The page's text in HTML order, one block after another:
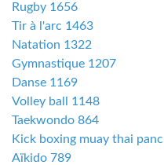
Rugby 1656
Tir à l'arc 1463
Natation 1322
Gymnastique 1207
Danse 1169
Volley ball 1148
Taekwondo 864
Kick boxing muay thai
Aïkido 789